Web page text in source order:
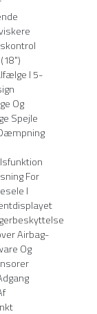
I 5-
Og
Spejle
For
I
Airbag-
Og